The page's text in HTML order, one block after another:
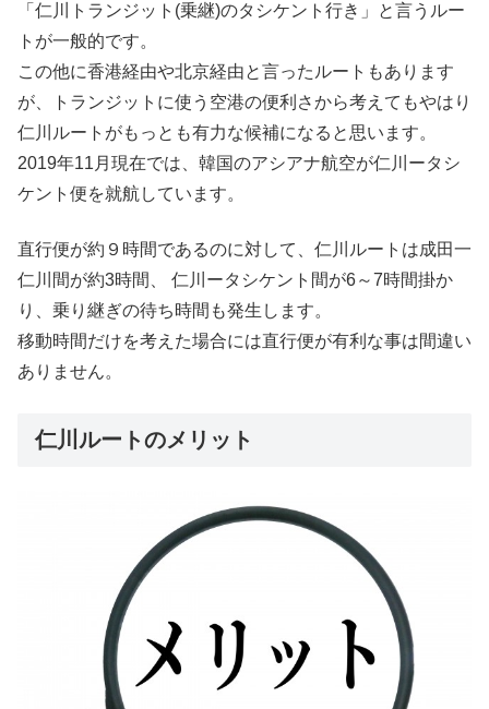
「仁川トランジット(乗継)のタシケント行き」と言うルー
トが一般的です。
この他に香港経由や北京経由と言ったルートもあります
が、トランジットに使う空港の便利さから考えてもやはり
仁川ルートがもっとも有力な候補になると思います。
2019年11月現在では、韓国のアシアナ航空が仁川ータシ
ケント便を就航しています。
直行便が約９時間であるのに対して、仁川ルートは成田一
仁川間が約3時間、 仁川ータシケント間が6～7時間掛か
り、乗り継ぎの待ち時間も発生します。
移動時間だけを考えた場合には直行便が有利な事は間違い
ありません。
仁川ルートのメリット